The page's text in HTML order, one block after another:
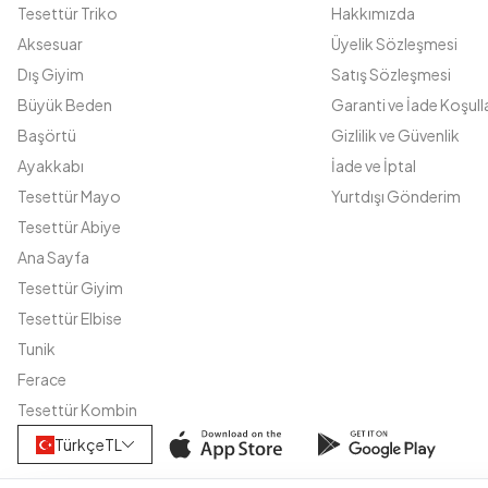
Tesettür Triko
Aksesuar
Dış Giyim
Büyük Beden
Başörtü
Ayakkabı
Tesettür Mayo
Tesettür Abiye
Ana Sayfa
Tesettür Giyim
Tesettür Elbise
Tunik
Ferace
Tesettür Kombin
Hakkımızda
Üyelik Sözleşmesi
Satış Sözleşmesi
Garanti ve İade
Gizlilik ve Güvenlik
İade ve İptal
Yurtdışı Gönderim
TürkçeTL